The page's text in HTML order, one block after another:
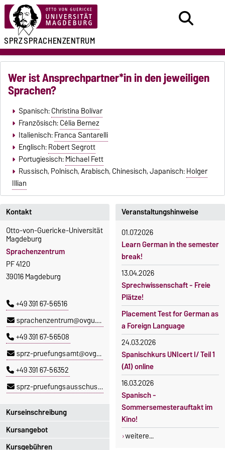
SPRZSPRACHENZENTRUM
Wer ist Ansprechpartner*in in den jeweiligen
Sprachen?
Spanisch:Christina Bolívar
Französisch:Célia Bernez
Italienisch:Franca Santarelli
Englisch:Robert Segrott
Portugiesisch:Michael Fett
Russisch, Polnisch, Arabisch, Chinesisch, Japanisch:Holger
Illian
Kurseinschreibung
Einschreibezeitraum:
5. Oktober 2026, 9.00 Uhr bis
Kontakt
Otto-von-Guericke-Universität
Magdeburg
Sprachenzentrum
PF 4120
39016 Magdeburg
+49 391 67-56516
sprachenzentrum@ovgu.de
+49 391 67-56508
sprz-pruefungsamt@ovgu.de
+49 391 67-56352
sprz-pruefungsausschuss@ovgu.de
Kursangebot
Kursgebühren
Veranstaltungshinweise
01.07.2026
Learn German in the semester
break!
13.04.2026
Sprechwissenschaft - Freie
Plätze!
Placement Test for German as
a Foreign Language
24.03.2026
Spanischkurs UNIcert I/ Teil 1
(A1) online
16.03.2026
Spanisch -
Sommersemesterauftakt im
Kino!
weitere...